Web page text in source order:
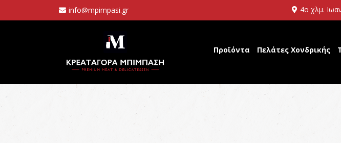
info@mpimpasi.gr 4ο χλμ.
Προϊόντα Πελάτες Χονδρικής